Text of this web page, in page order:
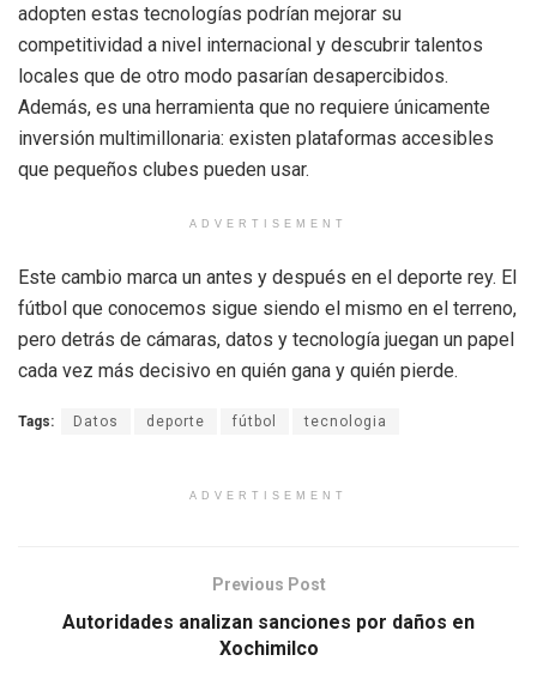
adopten estas tecnologías podrían mejorar su
competitividad a nivel internacional y descubrir talentos
locales que de otro modo pasarían desapercibidos.
Además, es una herramienta que no requiere únicamente
inversión multimillonaria: existen plataformas accesibles
que pequeños clubes pueden usar.
ADVERTISEMENT
Este cambio marca un antes y después en el deporte rey. El
fútbol que conocemos sigue siendo el mismo en el terreno,
pero detrás de cámaras, datos y tecnología juegan un papel
cada vez más decisivo en quién gana y quién pierde.
Tags: Datos deporte fútbol tecnologia
ADVERTISEMENT
Previous Post
Autoridades analizan sanciones por daños en
Xochimilco